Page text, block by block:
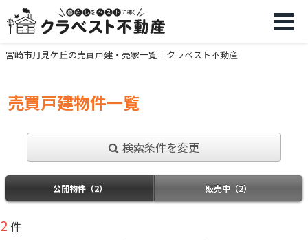
宮崎市月見ケ丘の売買戸建・売家一覧｜クラベスト不動産
売買戸建物件一覧
検索条件を変更
公開物件（2） 販売中（2）
2 件